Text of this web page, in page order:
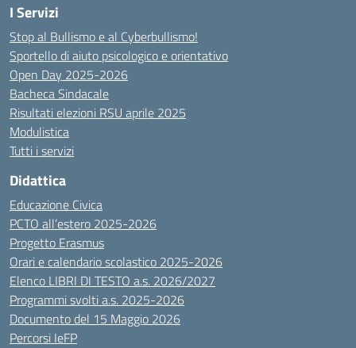
I Servizi
Stop al Bullismo e al Cyberbullismo!
Sportello di aiuto psicologico e orientativo
Open Day 2025-2026
Bacheca Sindacale
Risultati elezioni RSU aprile 2025
Modulistica
Tutti i servizi
Didattica
Educazione Civica
PCTO all’estero 2025-2026
Progetto Erasmus
Orari e calendario scolastico 2025-2026
Elenco LIBRI DI TESTO a.s. 2026/2027
Programmi svolti a.s. 2025-2026
Documento del 15 Maggio 2026
Percorsi IeFP